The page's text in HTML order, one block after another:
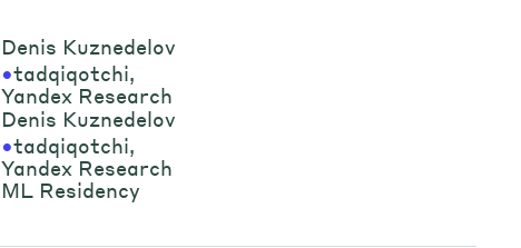
Denis Kuznedelov
•tadqiqotchi,
Yandex Research
Denis Kuznedelov
•tadqiqotchi,
Yandex Research
ML Residency